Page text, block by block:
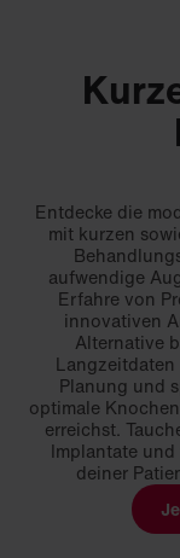
Entdecke die
mit kurzen
aufwendige
Erfahre von
innovativen
Alternative
Langzeitdaten
Planung und
optimale
erreichst.
Implantate
deiner